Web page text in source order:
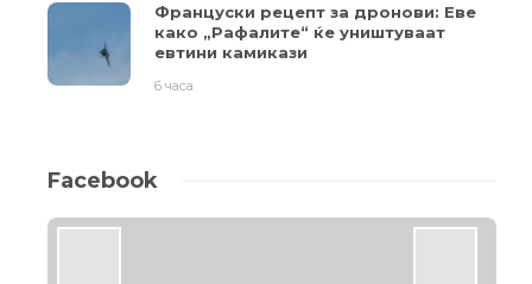
Француски рецепт за дронови: Еве
како „Рафалите“ ќе уништуваат
евтини камикази
6 часа
Facebook